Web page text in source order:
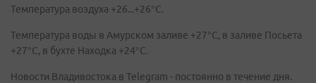
Температура воздуха +26...+26°C.
Температура воды в Амурском заливе +27°C, в заливе Посьета
+27°C, в бухте Находка +24°C.
Новости Владивостока в Telegram - постоянно в течение дня.